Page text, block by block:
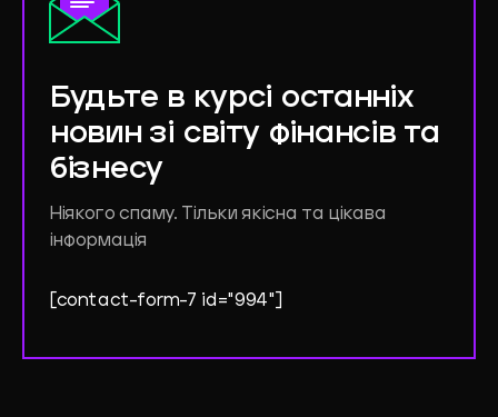
Будьте в курсі останніх
новин зі світу фінансів та
бізнесу
Ніякого спаму. Тільки якісна та цікава
інформація
[contact-form-7 id="994"]